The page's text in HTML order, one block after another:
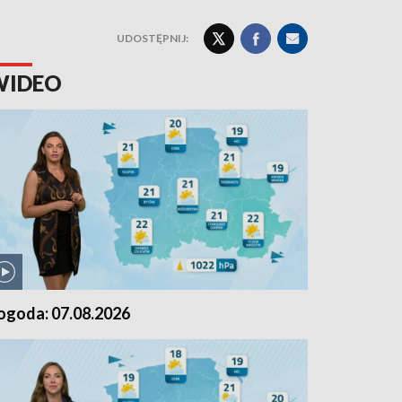
UDOSTĘPNIJ:
07.08.2026